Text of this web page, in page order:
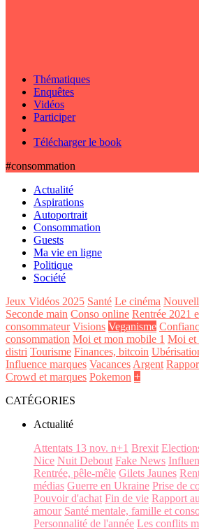
Thématiques
Enquêtes
Vidéos
Participer
Télécharger le book
#consommation
Actualité
Aspirations
Autoportrait
Consommation
Guests
Ma vie en ligne
Politique
Société
Jeux Vidéos 2025 Santé Le cinéma
Seconde main Conso online Rentrée 2021
consommateur Visions Veganisme
consommation Moi et mon mobile 1 Moi et
distri Tourisme Finances, bitcoin
Influence marques Vacances Argent
Crowd et marques Pokemon +
CATÉGORIES
Actualité
Attentats 13 nov. n+1 Brexit
Nice Nuit Debout Fake News
Rentrée, pêle-mêle Gilets Jaunes
médias Guerre en Ukraine Prise de
Pouvoir d'achat Fin de vie Rapport
amour Santé mentale, famille et
Personnalité de l'année Les conflits